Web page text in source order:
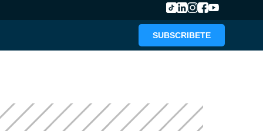
SUBSCRIBETE